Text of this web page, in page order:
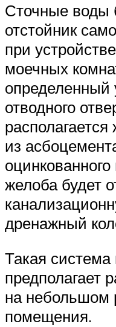
Сточные воды
отстойник
при
моечных
определенный
отводного
из
желоба будет
дренажный
Такая
предполагает
на небольшом
помещения.